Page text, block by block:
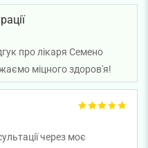
про лікаря Семено
міцного здоров'я!
через моє